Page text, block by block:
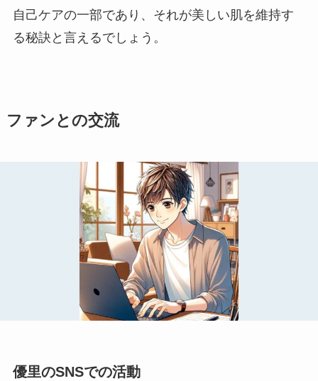
自己ケアの一部であり、それが美しい肌を維持す
る秘訣と言えるでしょう。
ファンとの交流
優里のSNSでの活動